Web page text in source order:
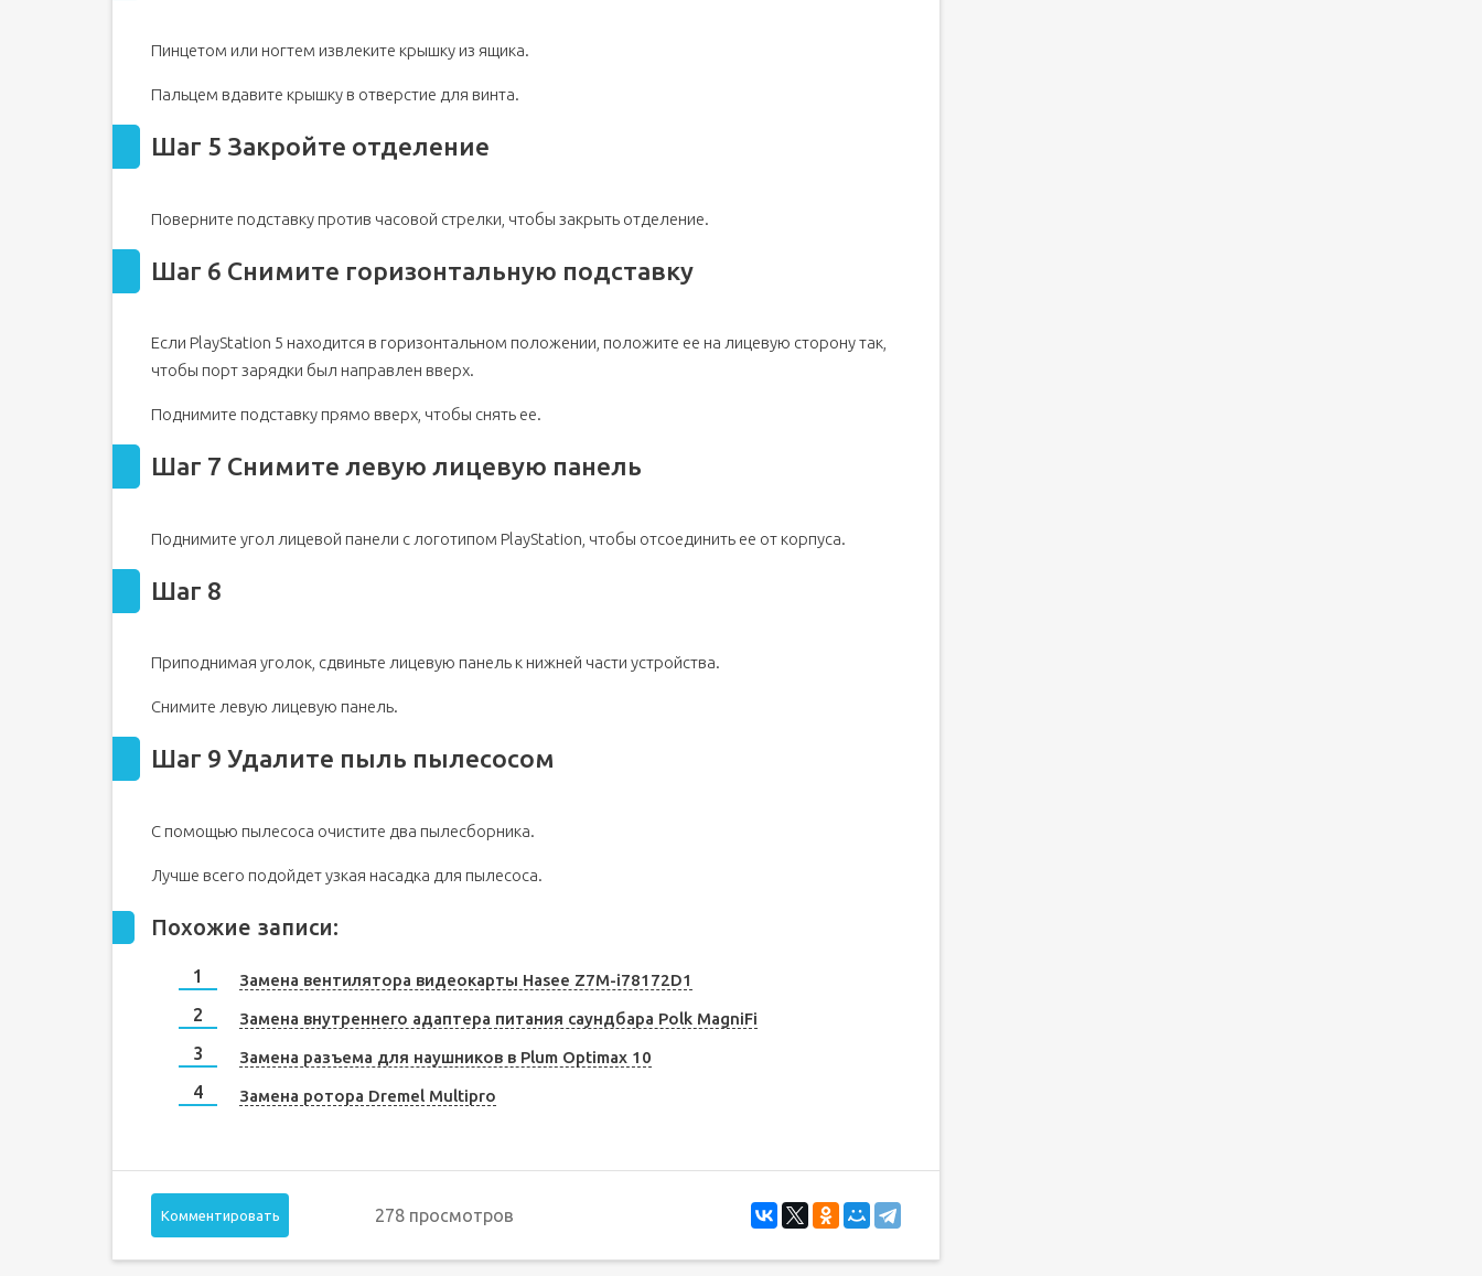
Пинцетом или ногтем извлеките крышку из ящика.
Пальцем вдавите крышку в отверстие для винта.
Шаг 5 Закройте отделение
Поверните подставку против часовой стрелки, чтобы закрыть отделение.
Шаг 6 Снимите горизонтальную подставку
Если PlayStation 5 находится в горизонтальном положении, положите ее на лицевую сторону так,
чтобы порт зарядки был направлен вверх.
Поднимите подставку прямо вверх, чтобы снять ее.
Шаг 7 Снимите левую лицевую панель
Поднимите угол лицевой панели с логотипом PlayStation, чтобы отсоединить ее от корпуса.
Шаг 8
Приподнимая уголок, сдвиньте лицевую панель к нижней части устройства.
Снимите левую лицевую панель.
Шаг 9 Удалите пыль пылесосом
С помощью пылесоса очистите два пылесборника.
Лучше всего подойдет узкая насадка для пылесоса.
Похожие записи:
Замена вентилятора видеокарты Hasee Z7M-i78172D1
Замена внутреннего адаптера питания саундбара Polk MagniFi
Замена разъема для наушников в Plum Optimax 10
Замена ротора Dremel Multipro
Комментировать 278 просмотров